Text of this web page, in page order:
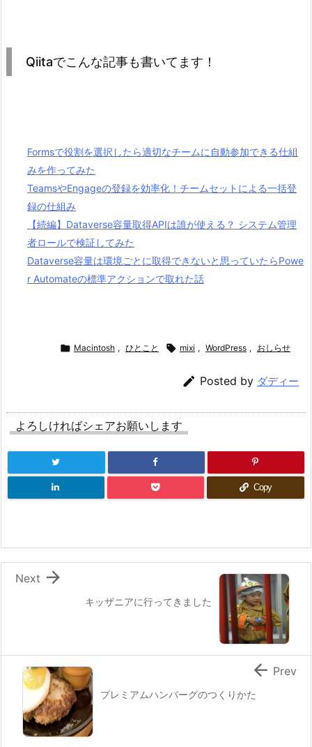
Qiitaでこんな記事も書いてます！
Formsで役割を選択したら適切なチームに自動参加できる仕組
みを作ってみた
TeamsやEngageの登録を効率化！チームセットによる一括登
録の仕組み
【続編】Dataverse容量取得APIは誰が使える？ システム管理
者ロールで検証してみた
Dataverse容量は環境ごとに取得できないと思っていたらPowe
r Automateの標準アクションで取れた話
 Macintosh , ひとこと  mixi , WordPress , おしらせ
 Posted by ダディー
よろしければシェアお願いします
Copy
キッザニアに行ってきました

Next
プレミアムハンバーグのつくりかた
 Prev